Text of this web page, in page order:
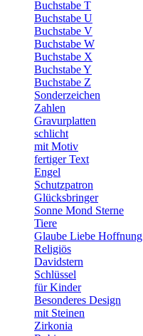
Buchstabe T
Buchstabe U
Buchstabe V
Buchstabe W
Buchstabe X
Buchstabe Y
Buchstabe Z
Sonderzeichen
Zahlen
Gravurplatten
schlicht
mit Motiv
fertiger Text
Engel
Schutzpatron
Glücksbringer
Sonne Mond Sterne
Tiere
Glaube Liebe Hoffnung
Religiös
Davidstern
Schlüssel
für Kinder
Besonderes Design
mit Steinen
Zirkonia